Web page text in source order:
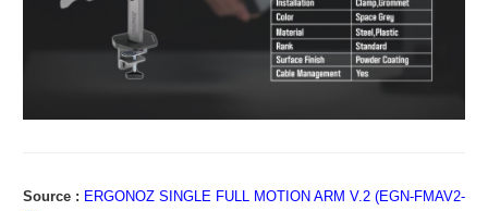
Source : ERGONOZ SINGLE FULL MOTION ARM V.2 (EGN-FMAV2-